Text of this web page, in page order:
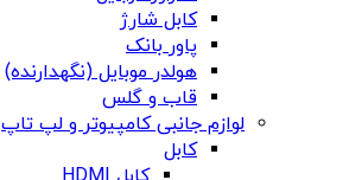
کابل شارژ
پاور بانک
هولدر موبایل (نگهدارنده)
قاب و گلس
لوازم جانبی کامپیوتر و لپ تاپ
کابل